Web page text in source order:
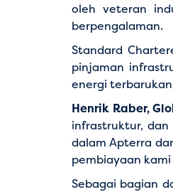
oleh veteran
berpengalaman.
Standard
pinjaman
energi
Henrik Raber,
infrastruktur,
dalam Apterra
pembiayaan
Sebagai bagian